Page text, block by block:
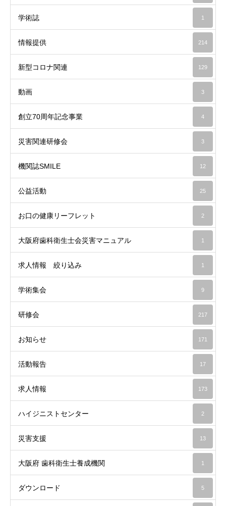
学術誌 1
情報提供 214
新型コロナ関連 129
動画 3
創立70周年記念事業 4
災害関連研修会 3
機関誌SMILE 12
公益活動 25
お口の健康リーフレット 2
大阪府歯科衛生士会災害マニュアル 1
求人情報 絞り込み 1
学術集会 9
研修会 217
お知らせ 171
活動報告 17
求人情報 173
ハイジニストセンター 2
災害支援 13
大阪府 歯科衛生士養成機関 1
ダウンロード 5